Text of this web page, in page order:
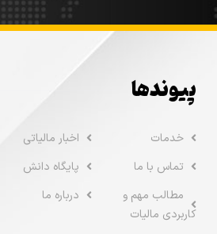
پیوندها
خدمات
اخبار مالیاتی
تماس با ما
پایگاه دانش
مطالب مهم و
کاربردی مالیات
درباره ما